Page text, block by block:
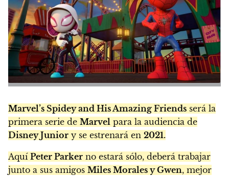
Marvel’s Spidey and His Amazing Friends será la
primera serie de Marvel para la audiencia de
Disney Junior y se estrenará en 2021.
Aquí Peter Parker no estará sólo, deberá trabajar
junto a sus amigos Miles Morales y Gwen, mejor